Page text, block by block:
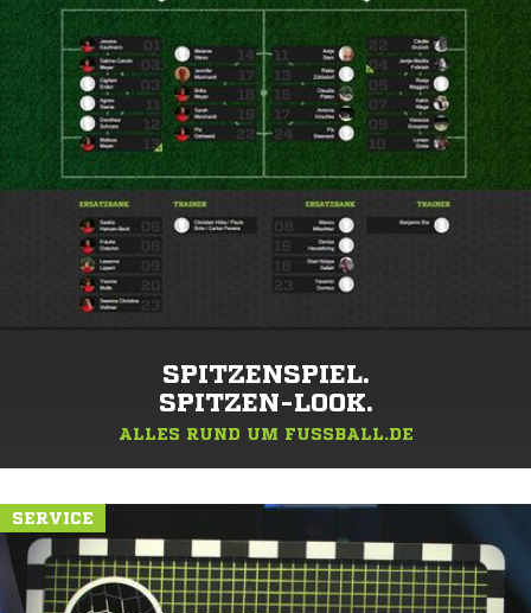
SPITZENSPIEL.
SPITZEN-LOOK.
ALLES RUND UM FUSSBALL.DE
SERVICE